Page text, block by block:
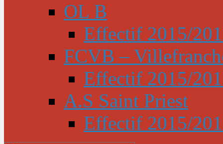
OL B
Effectif 2015/
FCVB –
Effectif 2015/
A.S Saint Priest
Effectif 2015/